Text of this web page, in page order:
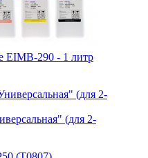
EIMB-290 - 1 литр
(для 2-